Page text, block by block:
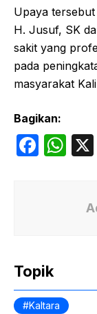
Upaya
H. Jusuf, SK
sakit yang
pada
masyarakat
Bagikan:
F
o
k
W
Topik
Kaltara